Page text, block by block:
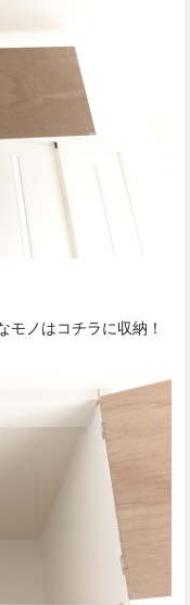
モノはコチラに収納！